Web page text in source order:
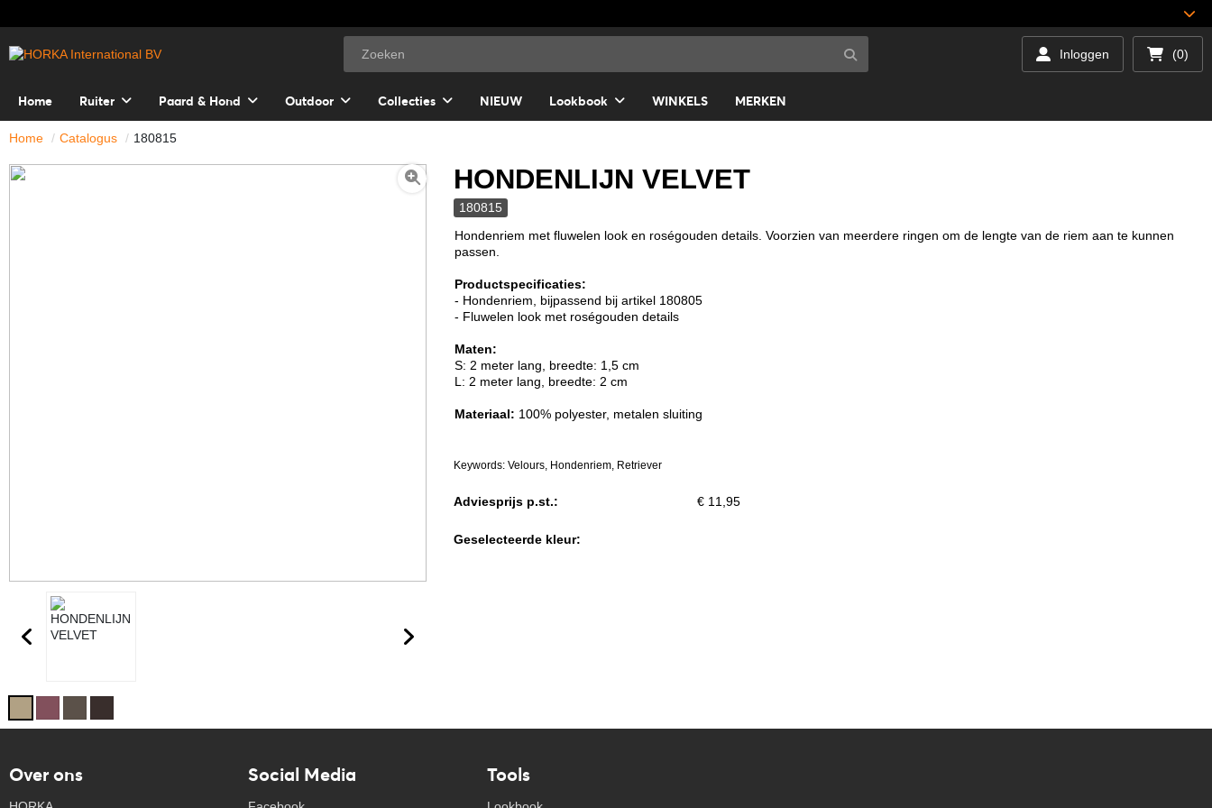
Inloggen (0)
Home Ruiter Paard & Hond Outdoor Collecties NIEUW Lookbook WINKELS MERKEN
Home Catalogus 180815
HONDENLIJN VELVET
180815
Hondenriem met fluwelen look en roségouden details. Voorzien van meerdere ringen om de lengte van de riem aan te kunnen
passen.
Productspecificaties:
- Hondenriem, bijpassend bij artikel 180805
- Fluwelen look met roségouden details
Maten:
S: 2 meter lang, breedte: 1,5 cm
L: 2 meter lang, breedte: 2 cm
Materiaal: 100% polyester, metalen sluiting
Keywords: Velours, Hondenriem, Retriever
Adviesprijs p.st.: € 11,95
Geselecteerde kleur:
Over ons Social Media Tools